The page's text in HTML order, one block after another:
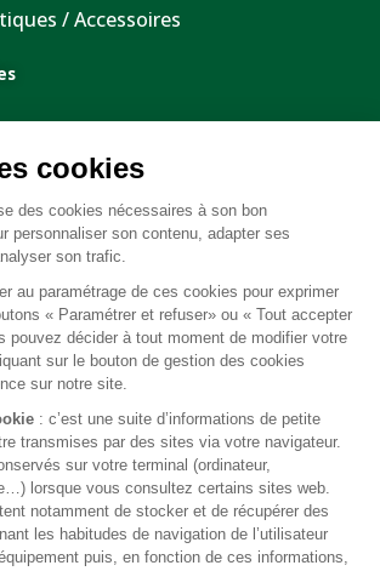
/ Accessoires
OF LAND - Tous droits réservés